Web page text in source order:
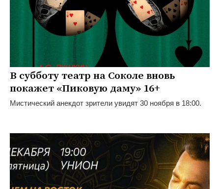
В субботу театр на Соколе вновь
покажет «Пиковую даму» 16+
Мистический анекдот зрители увидят 30 ноября в 18:00.